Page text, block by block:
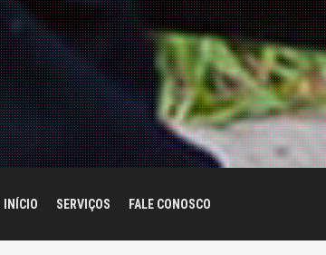
INÍCIO SERVIÇOS FALE CONOSCO